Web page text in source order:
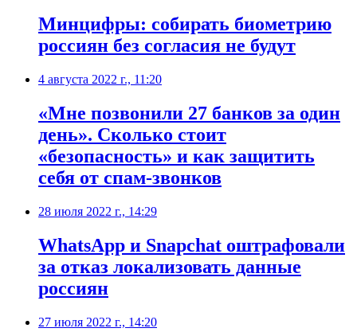
Минцифры: собирать биометрию
россиян без согласия не будут
4 августа 2022 г., 11:20
«Мне позвонили 27 банков за один
день». Сколько стоит
«безопасность» и как защитить
себя от спам-звонков
28 июля 2022 г., 14:29
WhatsApp и Snapchat оштрафовали
за отказ локализовать данные
россиян
27 июля 2022 г., 14:20